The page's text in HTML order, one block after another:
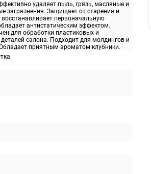
удаляет пыль, грязь, масляные и
загрязнения. Защищает от старения и
восстанавливает первоначальную
антистатическим эффектом.
для обработки пластиковых и
салона. Подходит для молдингов и
приятным ароматом клубники.